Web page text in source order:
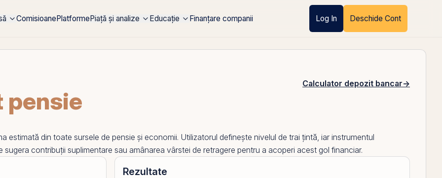
ComisioanePlatformePiață și analize Educație Finanțare companii Log In Deschide Cont
Calculator depozit bancar→
estimată din toate sursele de pensie și economii. Utilizatorul definește nivelul de trai țintă, iar instrumentul
contribuții suplimentare sau amânarea vârstei de retragere pentru a acoperi acest gol financiar.
Rezultate